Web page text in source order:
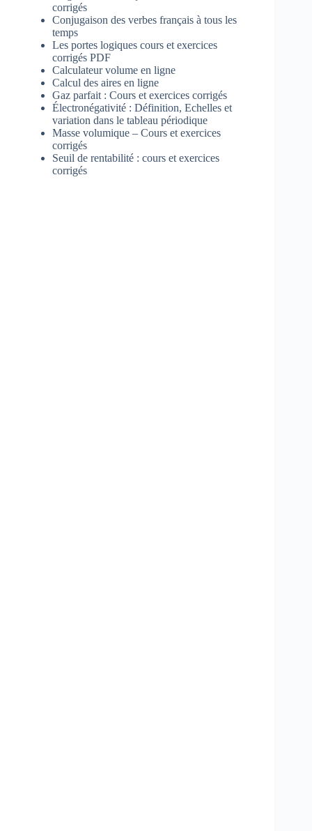
corrigés
Conjugaison des verbes français à tous les
temps
Les portes logiques cours et exercices
corrigés PDF
Calculateur volume en ligne
Calcul des aires en ligne
Gaz parfait : Cours et exercices corrigés
Électronégativité : Définition, Echelles et
variation dans le tableau périodique
Masse volumique – Cours et exercices
corrigés
Seuil de rentabilité : cours et exercices
corrigés